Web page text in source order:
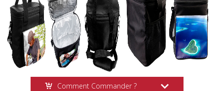
Comment Commander ?